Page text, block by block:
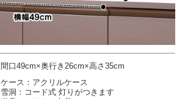
間口49cm×奥行き26cm×高さ35cm
ケース：アクリルケース
雪洞：コード式 灯りがつきます